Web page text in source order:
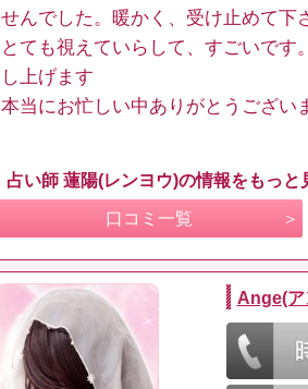
せんでした。暖かく、受け止めて下
とても視えていらして、すごいです
し上げます
本当にお忙しい中ありがとうござい
占い師 蓮陽(レンヨウ)の情報をもっと
口コミ一覧
Ange(ア